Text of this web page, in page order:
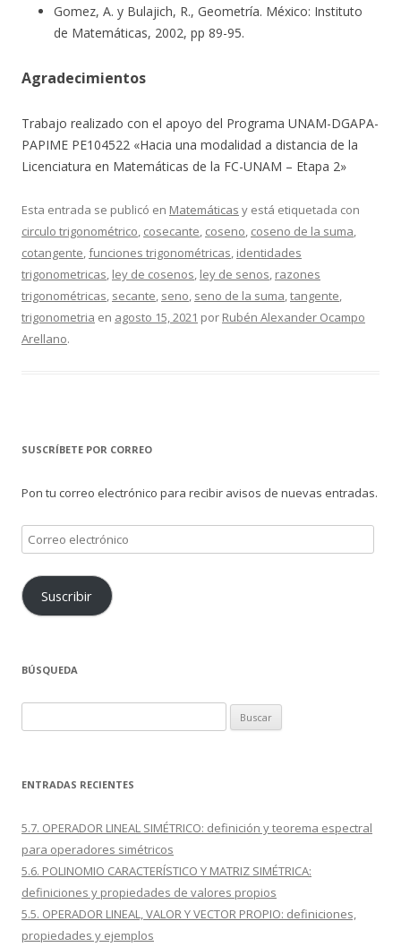
Gomez, A. y Bulajich, R., Geometría. México: Instituto
de Matemáticas, 2002, pp 89-95.
Agradecimientos
Trabajo realizado con el apoyo del Programa UNAM-DGAPA-
PAPIME PE104522 «Hacia una modalidad a distancia de la
Licenciatura en Matemáticas de la FC-UNAM – Etapa 2»
Esta entrada se publicó en Matemáticas y está etiquetada con
circulo trigonométrico, cosecante, coseno, coseno de la suma,
cotangente,funciones trigonométricas, identidades
trigonometricas, ley de cosenos, ley de senos, razones
trigonométricas, secante, seno, seno de la suma,tangente,
trigonometria en agosto 15, 2021 por Rubén Alexander Ocampo
Arellano.
SUSCRÍBETE POR CORREO
Pon tu correo electrónico para recibir avisos de nuevas entradas.
Correo
electrónico
Suscribir
BÚSQUEDA
ENTRADAS RECIENTES
5.7. OPERADOR LINEAL SIMÉTRICO: definición y teorema espectral
para operadores simétricos
5.6. POLINOMIO CARACTERÍSTICO Y MATRIZ SIMÉTRICA:
definiciones y propiedades de valores propios
5.5. OPERADOR LINEAL, VALOR Y VECTOR PROPIO: definiciones,
propiedades y ejemplos